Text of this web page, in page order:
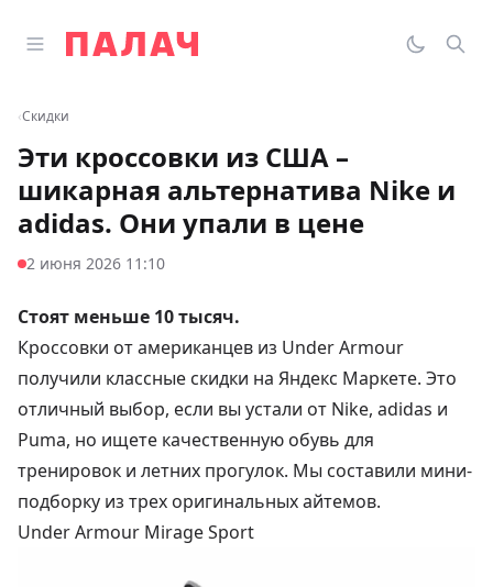
Открыть главное меню
Палач
‹Скидки
Эти кроссовки из США –
шикарная альтернатива Nike и
adidas. Они упали в цене
2 июня 2026 11:10
Стоят меньше 10 тысяч.
Кроссовки от американцев из Under Armour
получили классные скидки на Яндекс Маркете. Это
отличный выбор, если вы устали от Nike, adidas и
Puma, но ищете качественную обувь для
тренировок и летних прогулок. Мы составили мини-
подборку из трех оригинальных айтемов.
Under Armour Mirage Sport